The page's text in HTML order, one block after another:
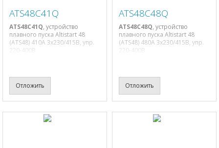
ATS48C41Q
ATS48C41Q, устройство
плавного пуска Altistart 48
(ATS48) 410A 3х230/415В, упр.
220-400В
Отложить
ATS48C48Q
ATS48C48Q, устройство
плавного пуска Altistart 48
(ATS48) 480A 3х230/415В, упр.
220-400В
Отложить